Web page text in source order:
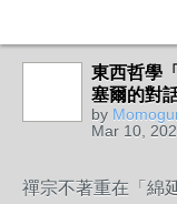
東西哲學
塞爾的對
by
Mar 10,
禪宗不著重在「綿